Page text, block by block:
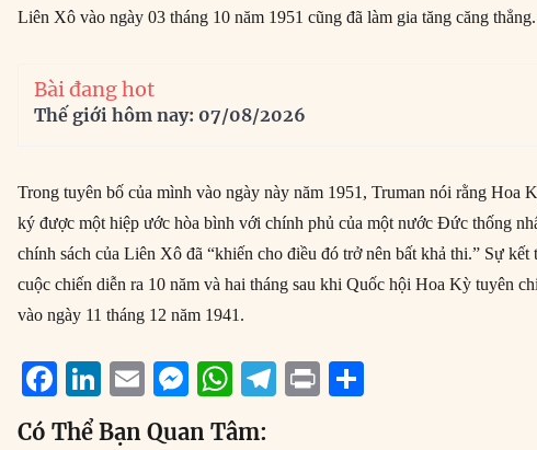
Liên Xô vào ngày 03 tháng 10 năm 1951 cũng đã làm gia tăng căng thẳng.
Bài đang hot
Thế giới hôm nay: 07/08/2026
Trong tuyên bố của mình vào ngày này năm 1951, Truman nói rằng Hoa
ký được một hiệp ước hòa bình với chính phủ của một nước Đức thống
chính sách của Liên Xô đã “khiến cho điều đó trở nên bất khả thi.” Sự kết
cuộc chiến diễn ra 10 năm và hai tháng sau khi Quốc hội Hoa Kỳ tuyên
vào ngày 11 tháng 12 năm 1941.
F
a
Li
n
E
m
M W
h
T
P
Có Thể Bạn Quan Tâm: